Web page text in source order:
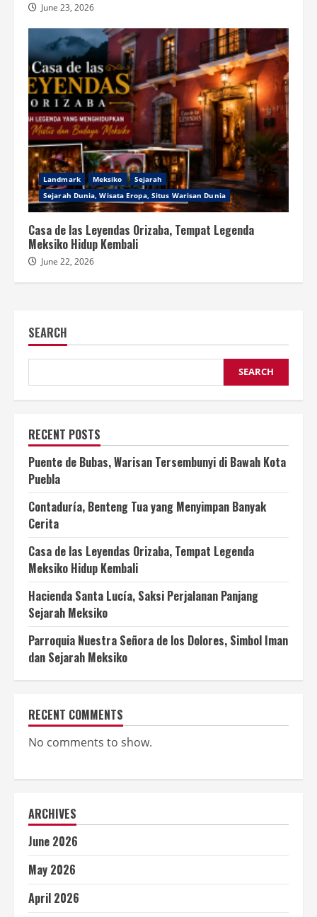
June 23, 2026
Landmark Meksiko
Sejarah
Sejarah Dunia, Wisata Eropa, Situs Warisan Dunia
Casa de las Leyendas Orizaba, Tempat Legenda
Meksiko Hidup Kembali
June 22, 2026
SEARCH
SEARCH
RECENT POSTS
Puente de Bubas, Warisan Tersembunyi di Bawah Kota
Puebla
Contaduría, Benteng Tua yang Menyimpan Banyak
Cerita
Casa de las Leyendas Orizaba, Tempat Legenda
Meksiko Hidup Kembali
Hacienda Santa Lucía, Saksi Perjalanan Panjang
Sejarah Meksiko
Parroquia Nuestra Señora de los Dolores, Simbol Iman
dan Sejarah Meksiko
RECENT COMMENTS
No comments to show.
ARCHIVES
June 2026
May 2026
April 2026